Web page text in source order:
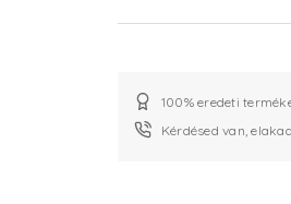
100% eredeti
Kérdésed van,